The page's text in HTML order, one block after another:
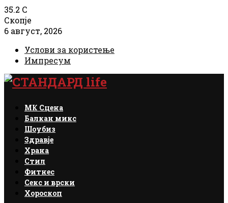
35.2 C
Скопје
6 август, 2026
Услови за користење
Импресум
Facebook
Instagram
Email
Rss
МК Сцена
Балкан микс
Шоубиз
Здравје
Храна
Стил
Фитнес
Секс и врски
Хороскоп